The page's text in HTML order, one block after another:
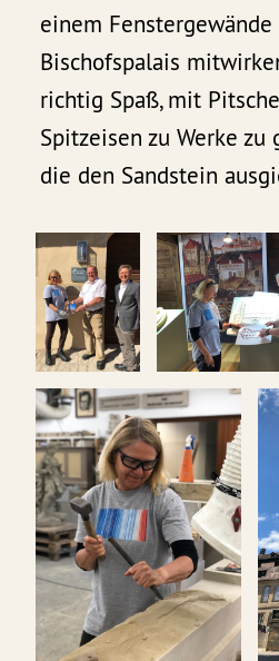
einem Fenstergewände
Bischofspalais
richtig Spaß, mit
Spitzeisen zu Werke zu
die den Sandstein